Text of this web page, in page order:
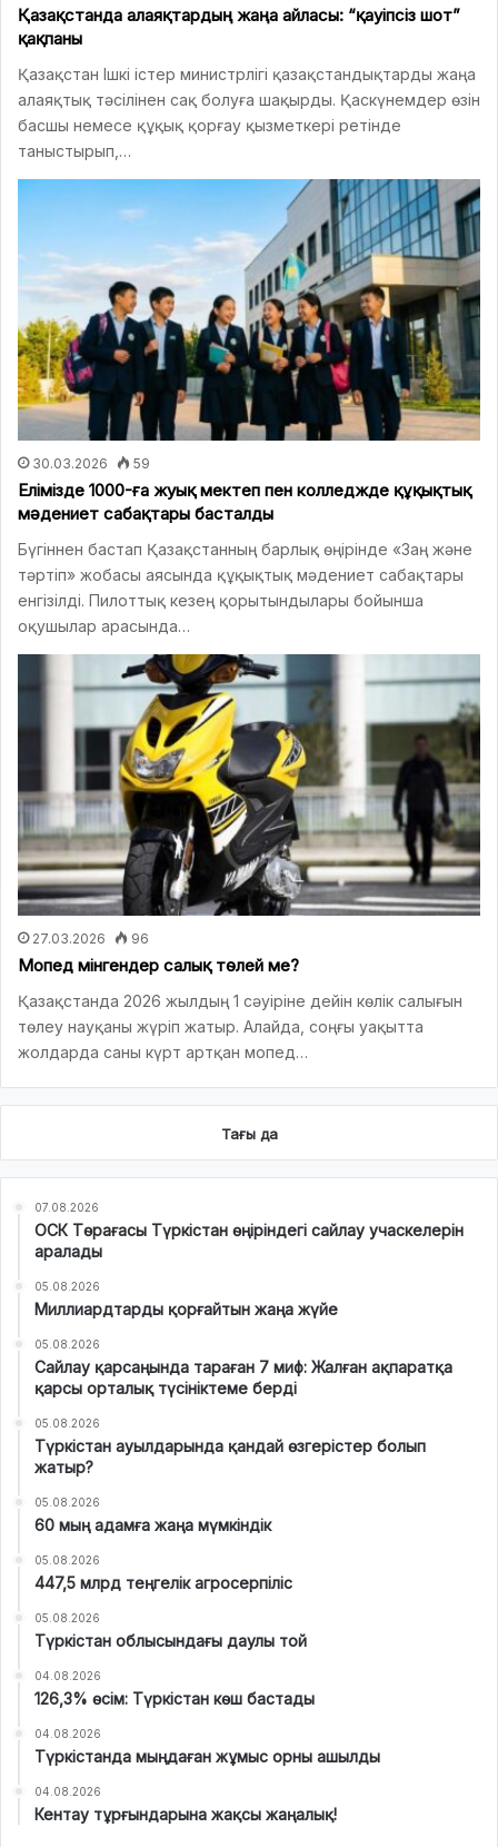
Қазақстанда алаяқтардың жаңа айласы: “қауіпсіз шот”
қақпаны
Қазақстан Ішкі істер министрлігі қазақстандықтарды жаңа
алаяқтық тәсілінен сақ болуға шақырды. Қаскүнемдер өзін
басшы немесе құқық қорғау қызметкері ретінде
таныстырып,…
30.03.2026 59
Елімізде 1000-ға жуық мектеп пен колледжде құқықтық
мәдениет сабақтары басталды
Бүгіннен бастап Қазақстанның барлық өңірінде «Заң және
тәртіп» жобасы аясында құқықтық мәдениет сабақтары
енгізілді. Пилоттық кезең қорытындылары бойынша
оқушылар арасында…
27.03.2026 96
Мопед мінгендер салық төлей ме?
Қазақстанда 2026 жылдың 1 сәуіріне дейін көлік салығын
төлеу науқаны жүріп жатыр. Алайда, соңғы уақытта
жолдарда саны күрт артқан мопед…
Тағы да
07.08.2026
ОСК Төрағасы Түркістан өңіріндегі сайлау учаскелерін
аралады
05.08.2026
Миллиардтарды қорғайтын жаңа жүйе
05.08.2026
Сайлау қарсаңында тараған 7 миф: Жалған ақпаратқа
қарсы орталық түсініктеме берді
05.08.2026
Түркістан ауылдарында қандай өзгерістер болып
жатыр?
05.08.2026
60 мың адамға жаңа мүмкіндік
05.08.2026
447,5 млрд теңгелік агросерпіліс
05.08.2026
Түркістан облысындағы даулы той
04.08.2026
126,3% өсім: Түркістан көш бастады
04.08.2026
Түркістанда мыңдаған жұмыс орны ашылды
04.08.2026
Кентау тұрғындарына жақсы жаңалық!